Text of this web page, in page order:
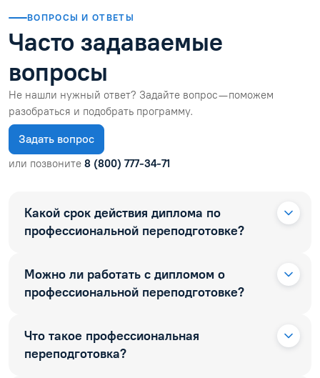
ВОПРОСЫ И ОТВЕТЫ
Часто задаваемые
вопросы
Не нашли нужный ответ? Задайте вопрос — поможем
разобраться и подобрать программу.
Задать вопрос
или позвоните 8 (800) 777-34-71
Какой срок действия диплома по
профессиональной переподготовке?
Можно ли работать с дипломом о
профессиональной переподготовке?
Что такое профессиональная
переподготовка?